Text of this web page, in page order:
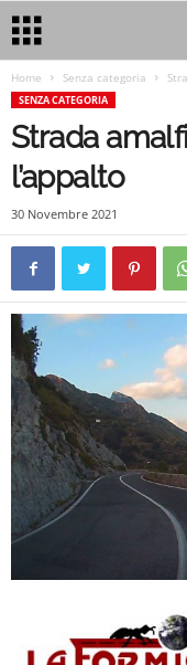
Home Senza categoria
SENZA CATEGORIA
Strada
l’appalto
30 Novembre 2021